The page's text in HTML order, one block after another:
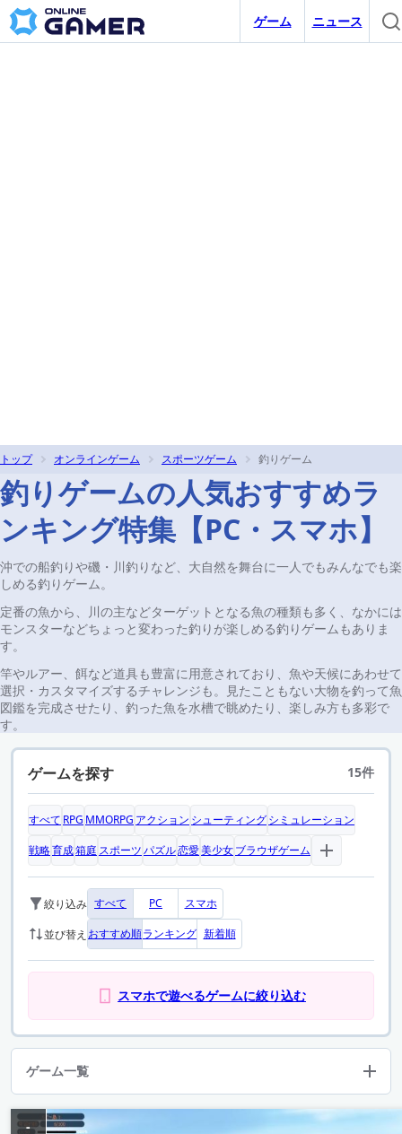
ゲーム ニュース
トップ オンラインゲーム スポーツゲーム 釣りゲーム
釣りゲームの人気おすすめラ
ンキング特集【PC・スマホ】
沖での船釣りや磯・川釣りなど、大自然を舞台に一人でもみんなでも楽
しめる釣りゲーム。
定番の魚から、川の主などターゲットとなる魚の種類も多く、なかには
モンスターなどちょっと変わった釣りが楽しめる釣りゲームもありま
す。
竿やルアー、餌など道具も豊富に用意されており、魚や天候にあわせて
選択・カスタマイズするチャレンジも。見たこともない大物を釣って魚
図鑑を完成させたり、釣った魚を水槽で眺めたり、楽しみ方も多彩で
す。
ゲームを探す 15件
すべて RPG MMORPG アクション シューティングシミュレーション
戦略育成箱庭 スポーツパズル恋愛美少女ブラウザゲーム
絞り込み すべて PC スマホ
並び替え おすすめ順ランキング 新着順
スマホで遊べるゲームに絞り込む
ゲーム一覧
-